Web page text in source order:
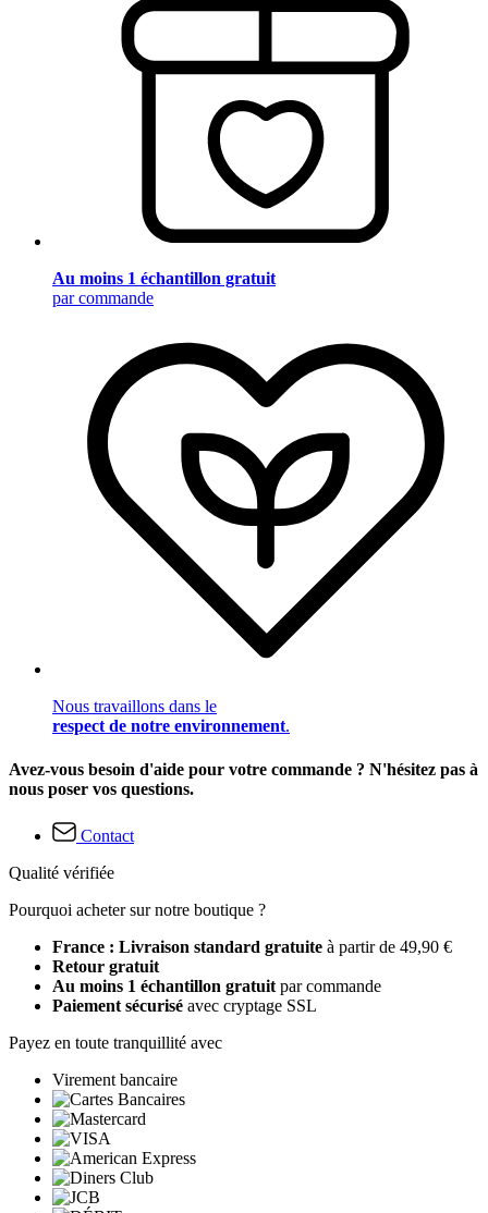
Au moins 1 échantillon gratuit
par commande
Nous travaillons dans le
respect de notre environnement.
Avez-vous besoin d'aide pour votre commande ? N'hésitez pas à
nous poser vos questions.
Contact
Qualité vérifiée
Pourquoi acheter sur notre boutique ?
France : Livraison standard gratuite à partir de 49,90 €
Retour gratuit
Au moins 1 échantillon gratuit par commande
Paiement sécurisé avec cryptage SSL
Payez en toute tranquillité avec
Virement bancaire